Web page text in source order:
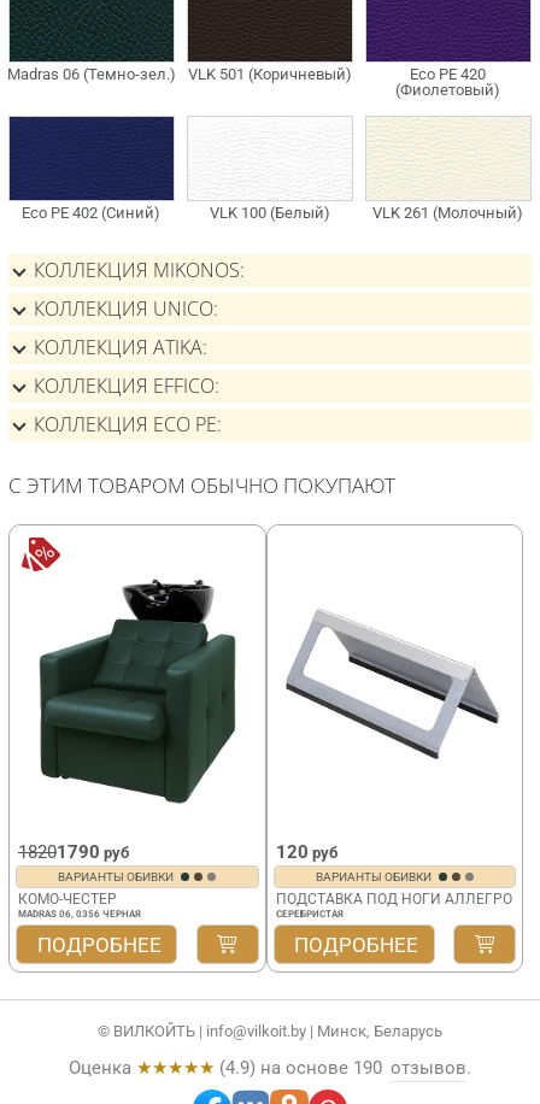
КОЛЛЕКЦИЯ MIKONOS
КОЛЛЕКЦИЯ UNICO
КОЛЛЕКЦИЯ ATIKA
КОЛЛЕКЦИЯ EFFICO
КОЛЛЕКЦИЯ ECO PE
С ЭТИМ ТОВАРОМ ОБЫЧНО ПОКУПАЮТ
18201790 руб
ВАРИАНТЫ ОБИВКИ
КОМО-ЧЕСТЕР
MADRAS 06, 0356 ЧЕРНАЯ
ПОДРОБНЕЕ
120 руб
ВАРИАНТЫ ОБИВКИ
ПОДСТАВКА ПОД НОГИ АЛЛЕГРО
СЕРЕБРИСТАЯ
ПОДРОБНЕЕ
© ВИЛКОЙТЬ | info@vilkoit.by | Минск, Беларусь
Оценка ★★★★★ (4.9) на основе 190 отзывов.